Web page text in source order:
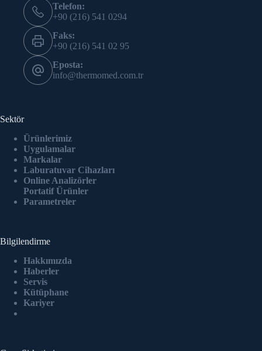
Telefon:
+90 (216) 541 0294
Faks:
+90 (216) 541 02 95
Eposta:
info@thermomed.com.tr
Sektör
Ürünlerimiz
Uygulamalar
Markalar
Laburatuvar Cihazları
Online Analizörler
Portatif Ürünler
Parametreler
Bilgilendirme
Hakkımızda
Haberler
Servis
Kütüphane
Kariyer